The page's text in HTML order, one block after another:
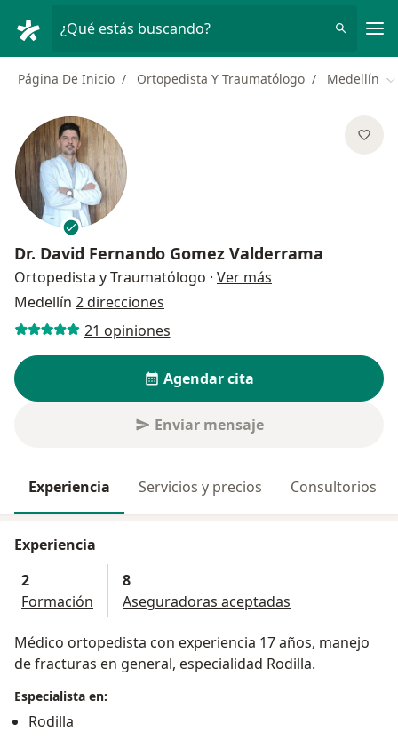
¿Qué estás buscando?
Página De Inicio Ortopedista Y Traumatólogo Medellín
Dr. David Fernando Gomez Valderrama
Ortopedista y Traumatólogo · Ver más
Medellín 2 direcciones
21 opiniones
Agendar cita
Enviar mensaje
Experiencia Servicios y precios Consultorios
Experiencia
2
Formación
8
Aseguradoras aceptadas
Médico ortopedista con experiencia 17 años, manejo
de fracturas en general, especialidad Rodilla.
Especialista en:
Rodilla